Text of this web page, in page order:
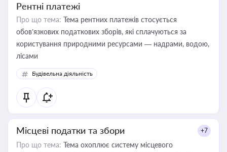
Рентні платежі
Про що тема: Тема рентних платежів стосується
обов’язкових податкових зборів, які сплачуються за
користування природними ресурсами — надрами, водою,
лісами
Будівельна діяльність
Місцеві податки та збори +7
Про що тема: Тема охоплює систему місцевого